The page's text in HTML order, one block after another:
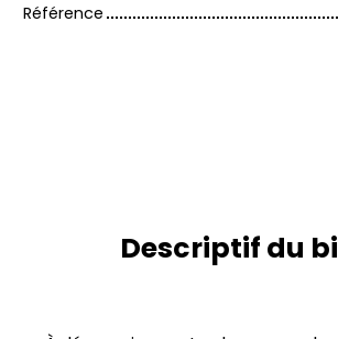
Référence
Descriptif du